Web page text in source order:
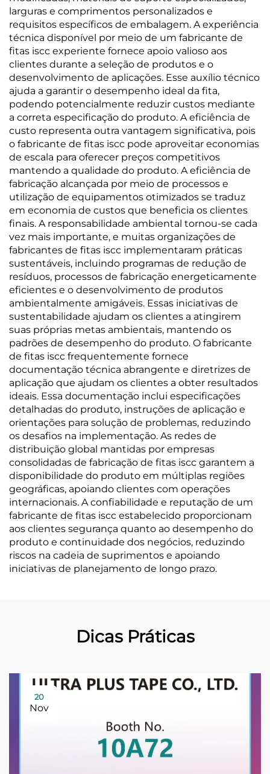
larguras e comprimentos personalizados e
requisitos específicos de embalagem. A experiência
técnica disponível por meio de um fabricante de
fitas iscc experiente fornece apoio valioso aos
clientes durante a seleção de produtos e o
desenvolvimento de aplicações. Esse auxílio técnico
ajuda a garantir o desempenho ideal da fita,
podendo potencialmente reduzir custos mediante
a correta especificação do produto. A eficiência de
custo representa outra vantagem significativa, pois
o fabricante de fitas iscc pode aproveitar economias
de escala para oferecer preços competitivos
mantendo a qualidade do produto. A eficiência de
fabricação alcançada por meio de processos e
utilização de equipamentos otimizados se traduz
em economia de custos que beneficia os clientes
finais. A responsabilidade ambiental tornou-se cada
vez mais importante, e muitas organizações de
fabricantes de fitas iscc implementaram práticas
sustentáveis, incluindo programas de redução de
resíduos, processos de fabricação energeticamente
eficientes e o desenvolvimento de produtos
ambientalmente amigáveis. Essas iniciativas de
sustentabilidade ajudam os clientes a atingirem
suas próprias metas ambientais, mantendo os
padrões de desempenho do produto. O fabricante
de fitas iscc frequentemente fornece
documentação técnica abrangente e diretrizes de
aplicação que ajudam os clientes a obter resultados
ideais. Essa documentação inclui especificações
detalhadas do produto, instruções de aplicação e
orientações para solução de problemas, reduzindo
os desafios na implementação. As redes de
distribuição global mantidas por empresas
consolidadas de fabricação de fitas iscc garantem a
disponibilidade do produto em múltiplas regiões
geográficas, apoiando clientes com operações
internacionais. A confiabilidade e reputação de um
fabricante de fitas iscc estabelecido proporcionam
aos clientes segurança quanto ao desempenho do
produto e continuidade dos negócios, reduzindo
riscos na cadeia de suprimentos e apoiando
iniciativas de planejamento de longo prazo.
Dicas Práticas
20
Nov